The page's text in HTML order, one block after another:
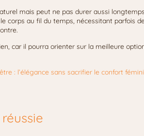
mais peut ne pas durer aussi
corps au fil du temps, nécessitant parfois
car il pourra orienter sur la meilleure
: l’élégance sans sacrifier le confort